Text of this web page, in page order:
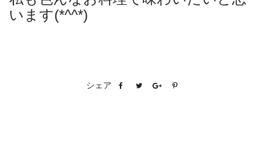
います(*^^*)
シェア